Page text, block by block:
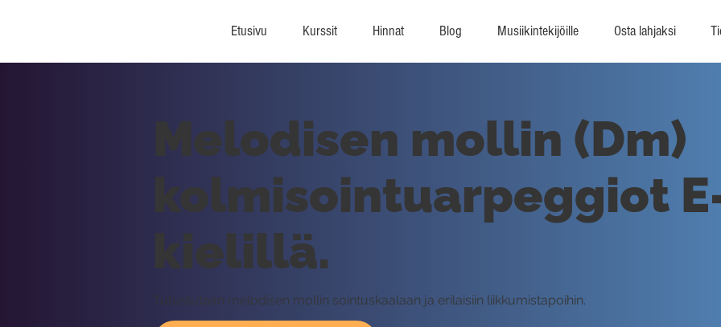
Etusivu Kurssit Hinnat Blog Musiikintekijöille Osta lahjaksi
Melodisen mollin (Dm)
kolmisointuarpeggiot
kielillä.
Tutustutaan melodisen mollin sointuskaalaan ja erilaisiin liikkumistapoihin.